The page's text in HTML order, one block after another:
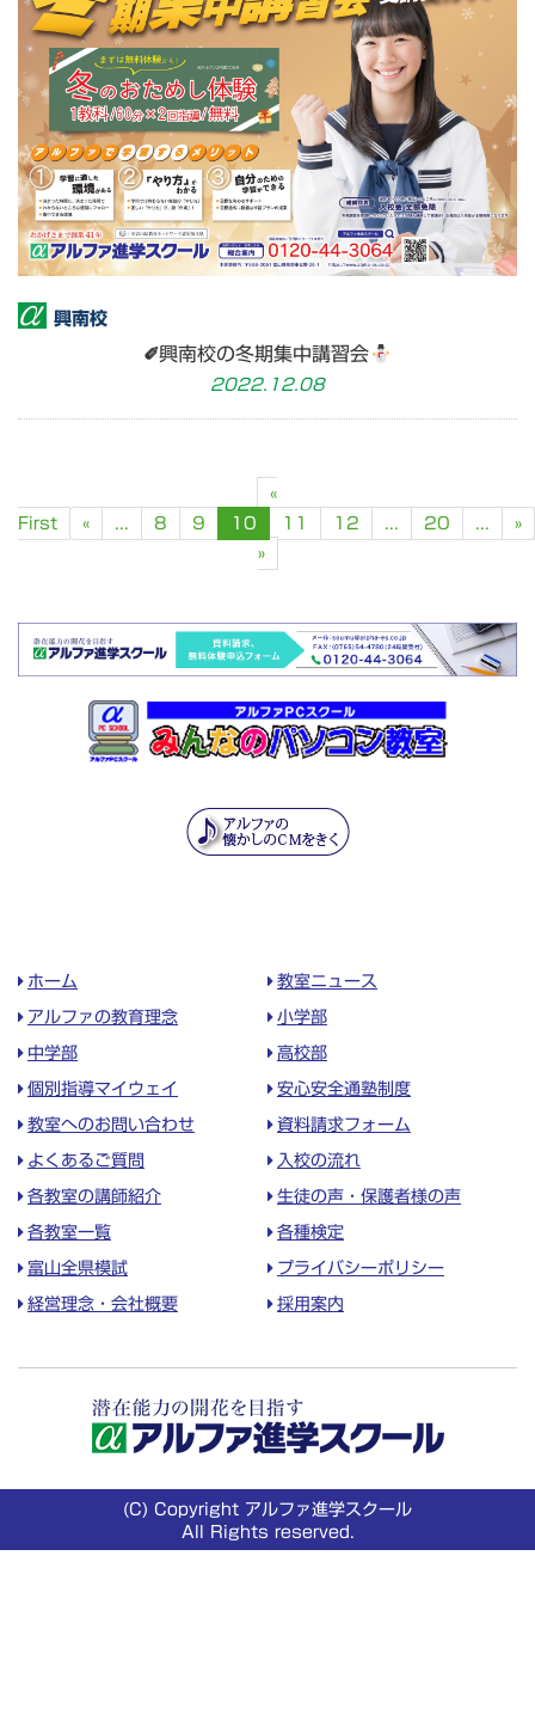
興南校
✐興南校の冬期集中講習会
2022.12.08
«
First
« ... 8 9 10 11 12 ... 20 ...
»
»
ホーム 教室ニュース
アルファの教育理念 小学部
中学部 高校部
個別指導マイウェイ 安心安全通塾制度
教室へのお問い合わせ 資料請求フォーム
よくあるご質問 入校の流れ
各教室の講師紹介 生徒の声・保護者様の声
各教室一覧 各種検定
富山全県模試 プライバシーポリシー
経営理念・会社概要 採用案内
(C) Copyright アルファ進学スクール
All Rights reserved.